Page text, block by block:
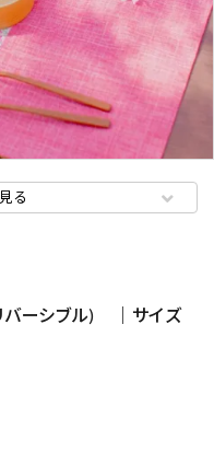
る
バーシブル) ｜サイズ